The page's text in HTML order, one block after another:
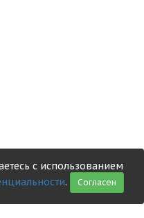
с использованием
. Согласен